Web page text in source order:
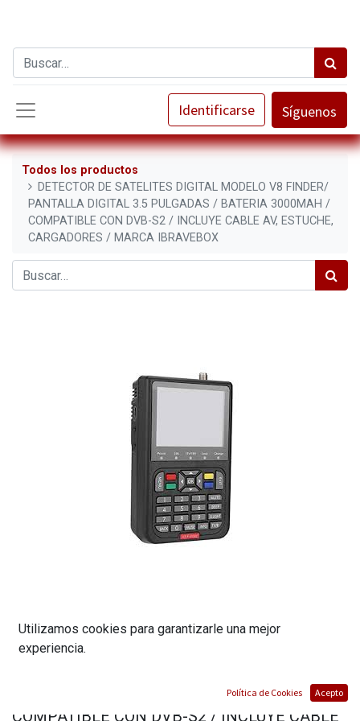
Identificarse Síguenos
Todos los productos
DETECTOR DE SATELITES DIGITAL MODELO V8 FINDER/
PANTALLA DIGITAL 3.5 PULGADAS / BATERIA 3000MAH /
COMPATIBLE CON DVB-S2 / INCLUYE CABLE AV, ESTUCHE,
CARGADORES / MARCA IBRAVEBOX
DETECTOR DE SATELITES DIGITAL MODELO
PULGADAS / BATERIA 3000MAH /
COMPATIBLE CON DVB-S2 / INCLUYE CABLE
Utilizamos cookies para garantizarle una mejor
experiencia.
Política de Cookies Acepto